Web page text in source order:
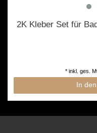
2K Kleber Set für
In
* inkl. ges.